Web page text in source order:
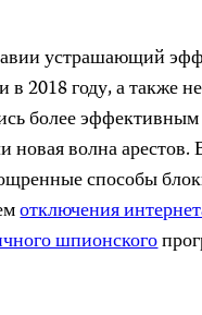
устрашающий
2018 году, а также
более
новая волна
способы
отключения
шпионского